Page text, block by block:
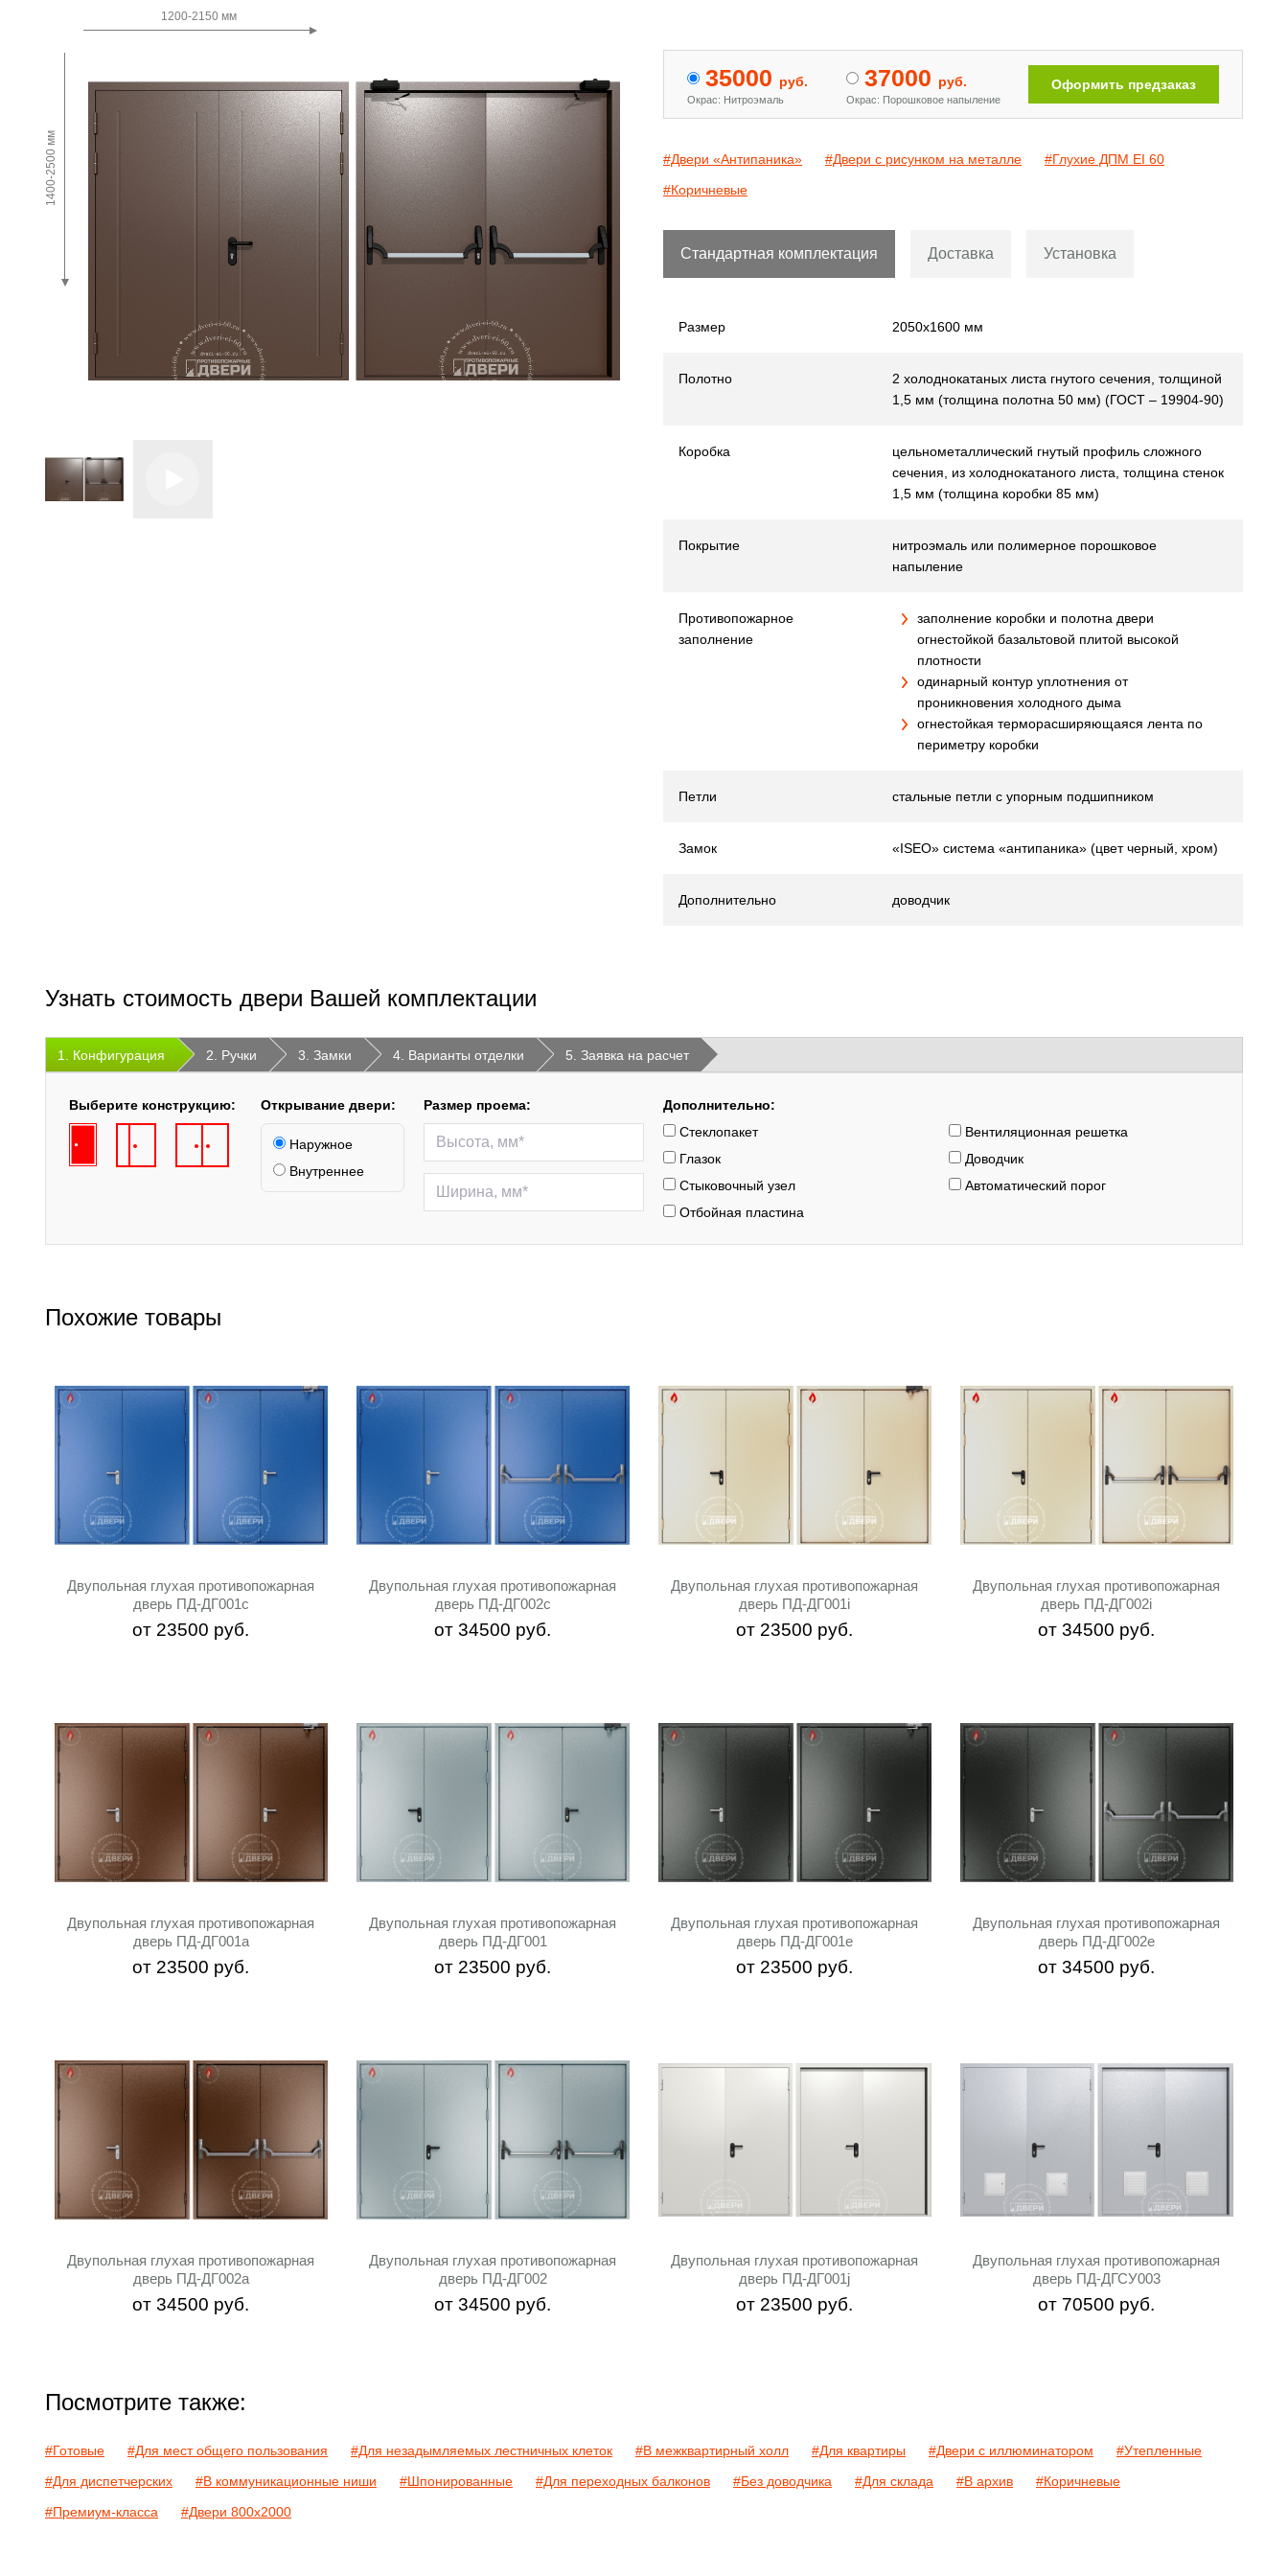
1200-2150 мм
1400-2500 мм
35000 руб.
Окрас: Нитроэмаль
37000 руб.
Окрас: Порошковое напыление
Оформить предзаказ
#Двери «Антипаника» #Двери с рисунком на металле
#Глухие ДПМ EI 60
#Коричневые
Стандартная комплектация Доставка Установка
Размер 2050х1600 мм
Полотно
2 холоднокатаных листа гнутого сечения, толщиной
1,5 мм (толщина полотна 50 мм) (ГОСТ – 19904-90)
Коробка
цельнометаллический гнутый профиль сложного
сечения, из холоднокатаного листа, толщина стенок
1,5 мм (толщина коробки 85 мм)
Покрытие
нитроэмаль или полимерное порошковое
напыление
Противопожарное
заполнение
заполнение коробки и полотна двери
огнестойкой базальтовой плитой высокой
плотности
одинарный контур уплотнения от
проникновения холодного дыма
огнестойкая терморасширяющаяся лента по
периметру коробки
Петли стальные петли с упорным подшипником
Замок «ISEO» система «антипаника» (цвет черный, хром)
Дополнительно доводчик
Узнать стоимость двери Вашей комплектации
1. Конфигурация 2. Ручки 3. Замки 4. Варианты отделки 5. Заявка на расчет
Выберите конструкцию: Открывание двери:
Наружное
Внутреннее
Размер проема:
Дополнительно:
Стеклопакет
Вентиляционная решетка
Глазок
Доводчик
Стыковочный узел
Автоматический порог
Отбойная пластина
Похожие товары
Двупольная глухая противопожарная
дверь ПД-ДГ001c
от 23500 руб.
Двупольная глухая противопожарная
дверь ПД-ДГ002c
от34500 руб.
Двупольная глухая противопожарная
дверь ПД-ДГ001i
от 23500 руб.
Двупольная глухая противопожарная
дверь ПД-ДГ002i
от34500 руб.
Двупольная глухая противопожарная
дверь ПД-ДГ001a
от 23500 руб.
Двупольная глухая противопожарная
дверь ПД-ДГ001
от 23500 руб.
Двупольная глухая противопожарная
дверь ПД-ДГ001e
от 23500 руб.
Двупольная глухая противопожарная
дверь ПД-ДГ002e
от34500 руб.
Двупольная глухая противопожарная
дверь ПД-ДГ002a
от34500 руб.
Двупольная глухая противопожарная
дверь ПД-ДГ002
от34500 руб.
Двупольная глухая противопожарная
дверь ПД-ДГ001j
от 23500 руб.
Двупольная глухая противопожарная
дверь ПД-ДГСУ003
от 70500 руб.
Посмотрите также:
#Готовые #Для мест общего пользования #Для незадымляемых лестничных клеток #В межквартирный холл #Для квартиры #Двери с иллюминатором
#Утепленные
#Для диспетчерских
#В коммуникационные ниши #Шпонированные #Для переходных балконов #Без доводчика #Для склада #В архив
#Коричневые
#Премиум-класса
#Двери 800х2000